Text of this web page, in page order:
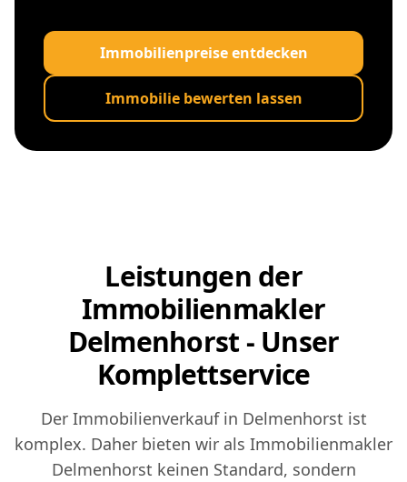
Immobilienpreise entdecken
Immobilie bewerten lassen
Leistungen der
Immobilienmakler
Delmenhorst - Unser
Komplettservice
Der Immobilienverkauf in Delmenhorst ist
komplex. Daher bieten wir als Immobilienmakler
Delmenhorst keinen Standard, sondern